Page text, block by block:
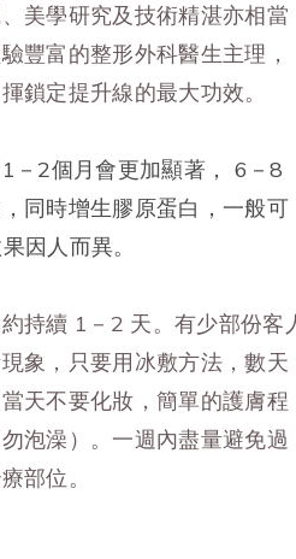
美學研究及技術精湛亦相當
豐富的整形外科醫生主理，
鎖定提升線的最大功效。
－2個月會更加顯著， 6－8
同時增生膠原蛋白，一般可
因人而異。
持續 1－2 天。有少部份客
象，只要用冰敷方法，數天
天不要化妝，簡單的護膚程
泡澡）。一週內盡量避免過
部位。